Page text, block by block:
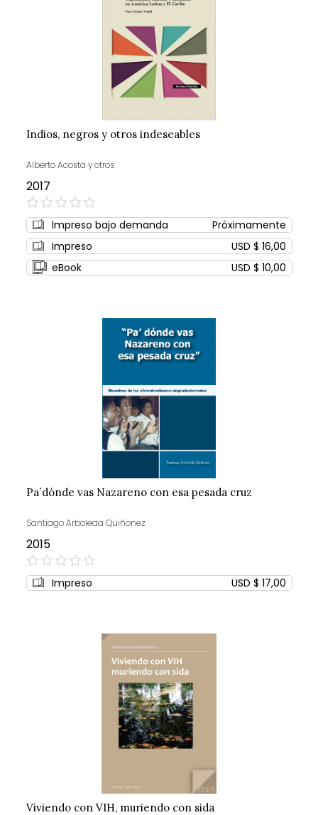
Indios, negros y otros indeseables
Alberto Acosta y otros
2017
0%
Impreso bajo demanda
Próximamente
Impreso
USD $ 16,00
eBook
USD $ 10,00
Pa´dónde vas Nazareno con esa pesada cruz
Santiago Arboleda Quiñonez
2015
0%
Impreso USD $ 17,00
Viviendo con VIH, muriendo con sida